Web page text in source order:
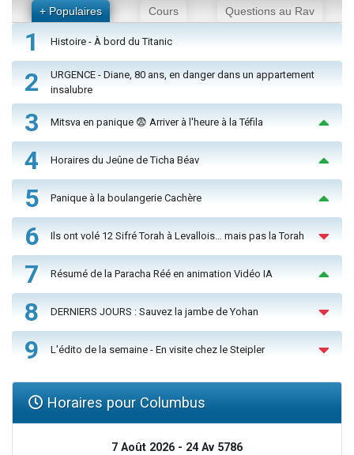
+ Populaires Cours Questions au Rav
1 Histoire - À bord du Titanic
2
URGENCE - Diane, 80 ans, en danger dans un appartement
insalubre
3 Mitsva en panique 😨 Arriver à l'heure à la Téfila
4 Horaires du Jeûne de Ticha Béav
5 Panique à la boulangerie Cachère
6 Ils ont volé 12 Sifré Torah à Levallois… mais pas la Torah
7 Résumé de la Paracha Réé en animation Vidéo IA
8 DERNIERS JOURS : Sauvez la jambe de Yohan
9 L'édito de la semaine - En visite chez le Steipler
Horaires pour Columbus
7 Août 2026 - 24 Av 5786